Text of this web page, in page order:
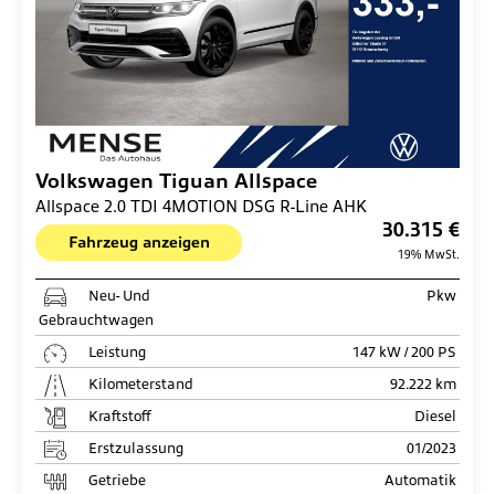
Volkswagen Tiguan Allspace
Allspace 2.0 TDI 4MOTION DSG R-Line AHK
Fahrzeug anzeigen
30.315 €
19% MwSt.
Neu- Und
Gebrauchtwagen
Pkw
Leistung
147 kW / 200 PS
Kilometerstand
92.222 km
Kraftstoff
Diesel
Erstzulassung
01/2023
Getriebe
Automatik